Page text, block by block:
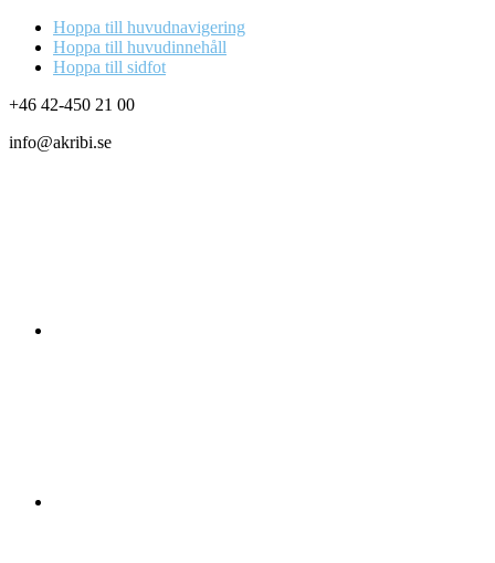
Hoppa till huvudnavigering
Hoppa till huvudinnehåll
Hoppa till sidfot
+46 42-450 21 00
info@akribi.se